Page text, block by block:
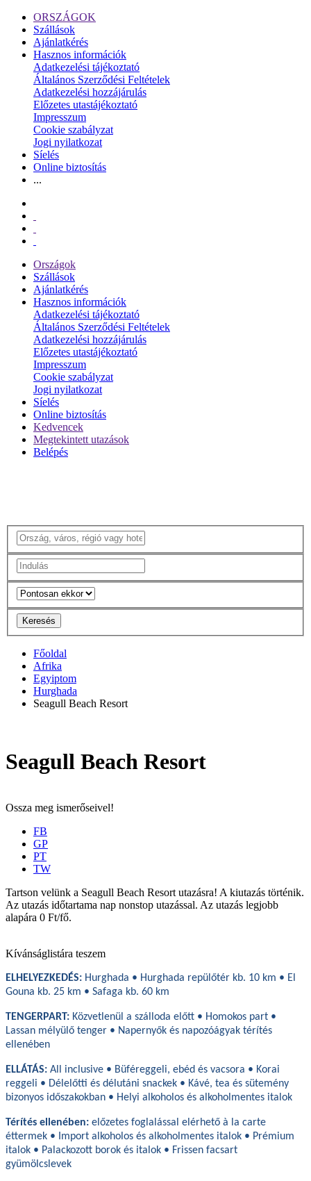
ORSZÁGOK
Szállások
Ajánlatkérés
Hasznos információk
Adatkezelési tájékoztató
Általános Szerződési Feltételek
Adatkezelési hozzájárulás
Előzetes utastájékoztató
Impresszum
Cookie szabályzat
Jogi nyilatkozat
Síelés
Online biztosítás
...
Országok
Szállások
Ajánlatkérés
Hasznos információk
Adatkezelési tájékoztató
Általános Szerződési Feltételek
Adatkezelési hozzájárulás
Előzetes utastájékoztató
Impresszum
Cookie szabályzat
Jogi nyilatkozat
Síelés
Online biztosítás
Kedvencek
Megtekintett utazások
Belépés
Keresés
Főoldal
Afrika
Egyiptom
Hurghada
Seagull Beach Resort
Seagull Beach Resort
Ossza meg ismerőseivel!
FB
GP
PT
TW
Tartson velünk a Seagull Beach Resort utazásra! A kiutazás történik.
Az utazás időtartama nap nonstop utazással. Az utazás legjobb
alapára 0 Ft/fő.
Kívánságlistára teszem
ELHELYEZKEDÉS: Hurghada • Hurghada repülőtér kb. 10 km • El
Gouna kb. 25 km • Safaga kb. 60 km
TENGERPART: Közvetlenül a szálloda előtt • Homokos part •
Lassan mélyülő tenger • Napernyők és napozóágyak térítés
ellenében
ELLÁTÁS: All inclusive • Büféreggeli, ebéd és vacsora • Korai
reggeli • Délelőtti és délutáni snackek • Kávé, tea és sütemény
bizonyos időszakokban • Helyi alkoholos és alkoholmentes italok
Térítés ellenében: előzetes foglalással elérhető à la carte
éttermek • Import alkoholos és alkoholmentes italok • Prémium
italok • Palackozott borok és italok • Frissen facsart
gyümölcslevek